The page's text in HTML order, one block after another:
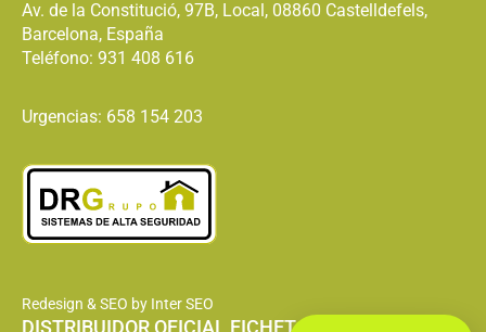
Av. de la Constitució, 97B, Local, 08860 Castelldefels,
Barcelona, España
Teléfono: 931 408 616
Urgencias: 658 154 203
Redesign & SEO by Inter SEO
DISTRIBUIDOR OFICIAL FICHET